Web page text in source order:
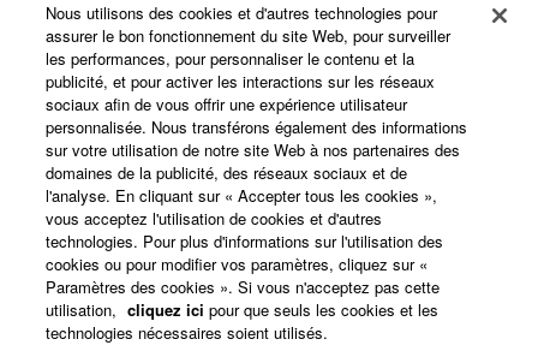
Yamaha Music ID - Enregistrement
A propos de Yamaha
France - French
Professionnel
Nous utilisons des cookies et d'autres technologies pour
assurer le bon fonctionnement du site Web, pour surveiller
les performances, pour personnaliser le contenu et la
publicité, et pour activer les interactions sur les réseaux
sociaux afin de vous offrir une expérience utilisateur
personnalisée. Nous transférons également des informations
sur votre utilisation de notre site Web à nos partenaires des
domaines de la publicité, des réseaux sociaux et de
l'analyse. En cliquant sur « Accepter tous les cookies »,
vous acceptez l'utilisation de cookies et d'autres
technologies. Pour plus d'informations sur l'utilisation des
cookies ou pour modifier vos paramètres, cliquez sur «
Paramètres des cookies ». Si vous n'acceptez pas cette
utilisation, cliquez ici pour que seuls les cookies et les
technologies nécessaires soient utilisés.